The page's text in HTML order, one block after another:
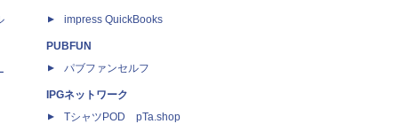
impress QuickBooks
PUBFUN
パブファンセルフ
IPGネットワーク
TシャツPOD pTa.shop